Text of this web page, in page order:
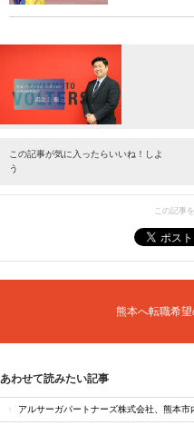
この記事が気に入ったらいいね！しよ
う
この記事
熊本へ転職希
あわせて読みたい記事
アルサーガパートナーズ株式会社、熊本市